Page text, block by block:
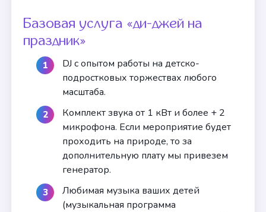
Базовая услуга «ди-джей на
праздник»
DJ с опытом работы на детско-
подростковых торжествах любого
масштаба.
Комплект звука от 1 кВт и более + 2
микрофона. Если мероприятие будет
проходить на природе, то за
дополнительную плату мы привезем
генератор.
Любимая музыка ваших детей
(музыкальная программа